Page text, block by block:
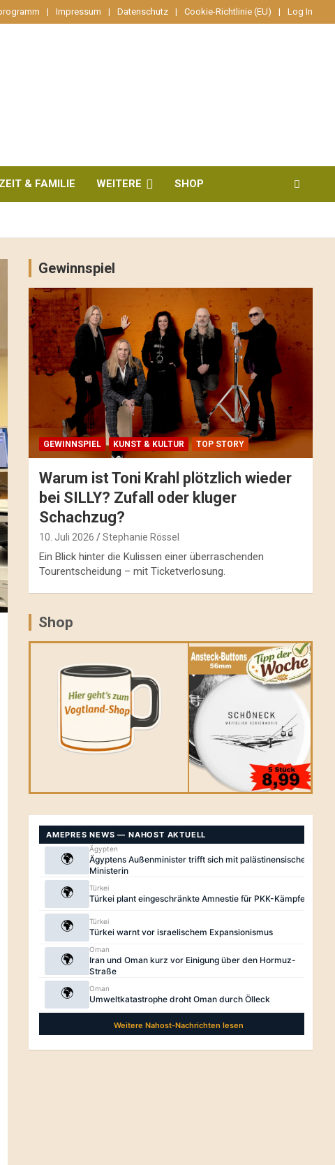
Impressum Datenschutz Cookie-Richtlinie (EU) Log In
& FAMILIE WEITERE SHOP
Gewinnspiel
GEWINNSPIEL KUNST & KULTUR TOP STORY
Warum ist Toni Krahl plötzlich wieder
bei SILLY? Zufall oder kluger
Schachzug?
10. Juli 2026 Stephanie Rössel
Ein Blick hinter die Kulissen einer überraschenden
Tourentscheidung – mit Ticketverlosung.
Shop